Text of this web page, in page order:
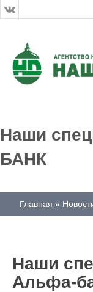
Наши
БАНК
Главная
Наши
Альфа-